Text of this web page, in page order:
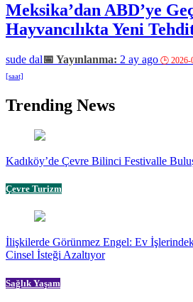
Meksika’dan ABD’ye
Hayvancılıkta Yeni
sude dal 2 ay ago
Trending News
Kadıköy’de Çevre Bilinci Festivalle
Çevre Turizm
İlişkilerde Görünmez Engel: Ev
Cinsel İsteği Azaltıyor
Sağlık Yaşam